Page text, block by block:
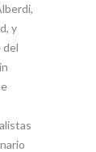
y
del